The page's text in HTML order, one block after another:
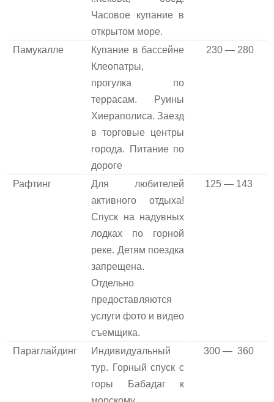
Часовое купание в
открытом море.
Памукалле
Купание в бассейне
Клеопатры,
прогулка по
террасам. Руины
Хиераполиса. Заезд
в торговые центры
города. Питание по
дороге
230 — 280
Рафтинг
Для любителей
активного отдыха!
Спуск на надувных
лодках по горной
реке. Детям поездка
запрещена.
Отдельно
предоставляются
услуги фото и видео
съемщика.
125 — 143
Параглайдинг
Индивидуальный
тур. Горный спуск с
горы Бабадаг к
300 — 360